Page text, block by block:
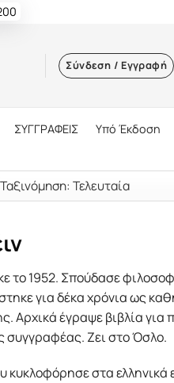
Σύνδεση / Εγγραφή
ΣΥΓΓΡΑΦΕΙΣ Υπό Έκδοση
το 1952. Σπούδασε
για δέκα χρόνια ως
Aρχικά έγραψε βιβλία για
Zει στο Όσλο.
στα ελληνικά